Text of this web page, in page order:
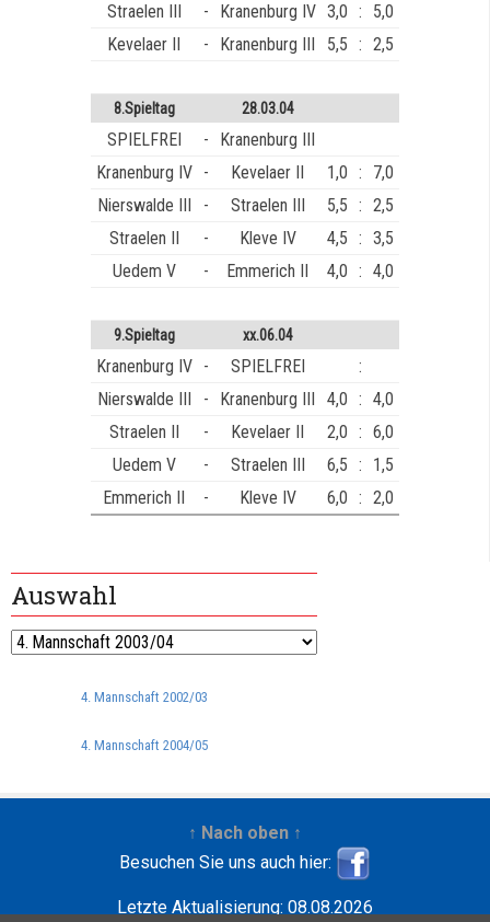
Straelen III
- Kranenburg IV 3,0 :
5,0
Kevelaer II
- Kranenburg III 5,5 : 2,5
8.Spieltag 28.03.04
SPIELFREI -
Kranenburg III
Kranenburg IV
- Kevelaer II 1,0 :
7,0
Nierswalde III
- Straelen III 5,5 : 2,5
Straelen II
- Kleve IV 4,5 : 3,5
Uedem V
- Emmerich II 4,0 : 4,0
9.Spieltag xx.06.04
Kranenburg IV - SPIELFREI
:
Nierswalde III
- Kranenburg III 4,0 : 4,0
Straelen II
- Kevelaer II 2,0 : 6,0
Uedem V
- Straelen III 6,5 :
1,5
Emmerich II
- Kleve IV 6,0 : 2,0
Auswahl
4. Mannschaft 2002/03
4. Mannschaft 2004/05
↑ Nach oben ↑
Besuchen Sie uns auch hier:
Letzte Aktualisierung: 08.08.2026